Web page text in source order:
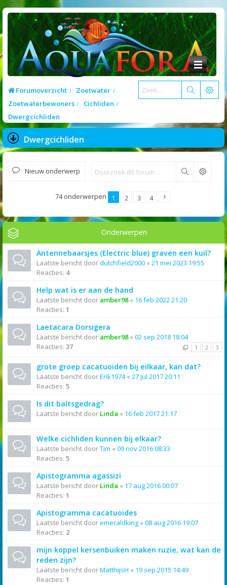
Forumoverzicht
Zoetwater
Zoetwaterbewoners
Cichliden
Dwergcichliden
Dwergcichliden
Nieuw onderwerp Zoek
74 onderwerpen 1 2 3 4
Onderwerpen
Antennebaarsjes (Electric blue) graven een kuil?
Laatste bericht doordutchfield2000 « 21 mei 2023 19:55
Reacties: 4
Help wat is er aan de hand
Laatste bericht door amber98« 16 feb 2022 21:20
Reacties: 1
Laetacara Dorsigera
Laatste bericht door amber98« 02 sep 2018 18:04
Reacties: 37 1 2 3
grote groep cacatuoiden bij eilkaar, kan dat?
Laatste bericht doorErik1974« 27 jul 2017 20:11
Reacties: 5
Is dit baltsgedrag?
Laatste bericht door Linda « 16 feb 2017 21:17
Welke cichliden kunnen bij elkaar?
Laatste bericht doorTim « 09 nov 2016 08:33
Reacties: 5
Apistogramma agassizi
Laatste bericht door Linda « 17 aug 2016 00:07
Reacties: 1
Apistogramma cacatuoides
Laatste bericht dooremeraldking « 08 aug 2016 19:07
Reacties: 2
mijn koppel kersenbuiken maken ruzie, wat kan de
reden zijn?
Laatste bericht doorMatthijsH « 19 sep 2015 14:49
Reacties: 1